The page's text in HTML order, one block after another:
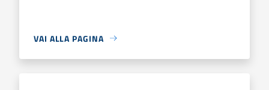
VAI ALLA PAGINA